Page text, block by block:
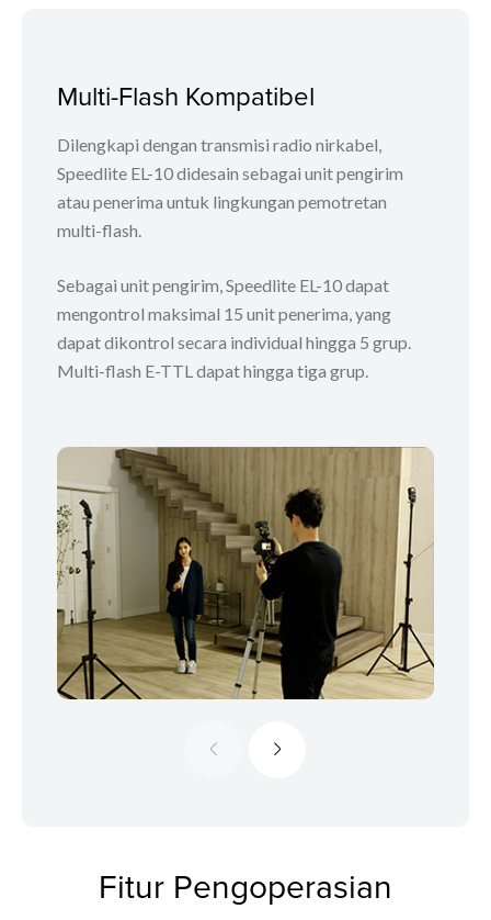
Multi-Flash Kompatibel
Dilengkapi dengan transmisi radio nirkabel,
Speedlite EL-10 didesain sebagai unit pengirim
atau penerima untuk lingkungan pemotretan
multi-flash.
Sebagai unit pengirim, Speedlite EL-10 dapat
mengontrol maksimal 15 unit penerima, yang
dapat dikontrol secara individual hingga 5 grup.
Multi-flash E-TTL dapat hingga tiga grup.
Fitur Pengoperasian